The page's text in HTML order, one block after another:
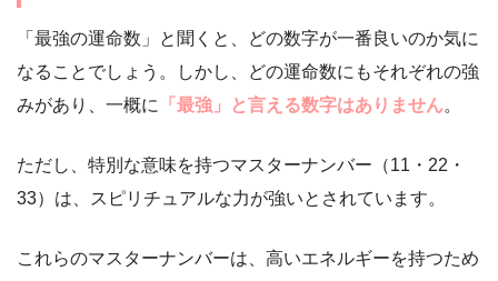
「最強の運命数」と聞くと、どの数字が一番良いのか気に
なることでしょう。しかし、どの運命数にもそれぞれの強
みがあり、一概に 「最強」と言える数字はありません。
ただし、特別な意味を持つマスターナンバー（11・22・
33）は、スピリチュアルな力が強いとされています。
これらのマスターナンバーは、高いエネルギーを持つため